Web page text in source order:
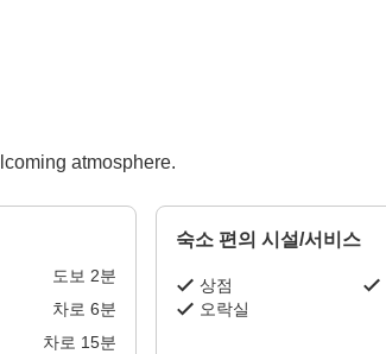
atmosphere.
도보 2분
차로 6분
차로 15분
숙소 편의 시설/서비스
상점
오락실